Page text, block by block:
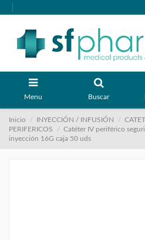
Menu Buscar
Inicio INYECCIÓN / INFUSIÓN
PERIFERICOS
Catéter IV periférico
inyección 16G caja 50 uds